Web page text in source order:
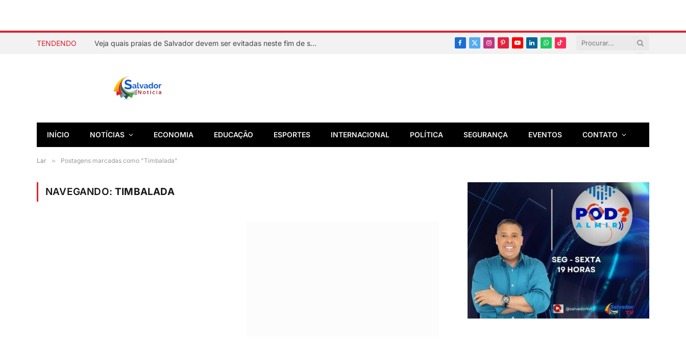
TENDENDO Veja quais praias de Salvador devem ser evitadas neste fim de semana
Facebook
X
Instagram
PinterestYouTubeLinkedInWhatsapp
TikTok
INÍCIO NOTÍCIAS ECONOMIA EDUCAÇÃO ESPORTES INTERNACIONAL POLÍTICA SEGURANÇA EVENTOS CONTATO
Lar » Postagens marcadas como "Timbalada"
NAVEGANDO:TIMBALADA